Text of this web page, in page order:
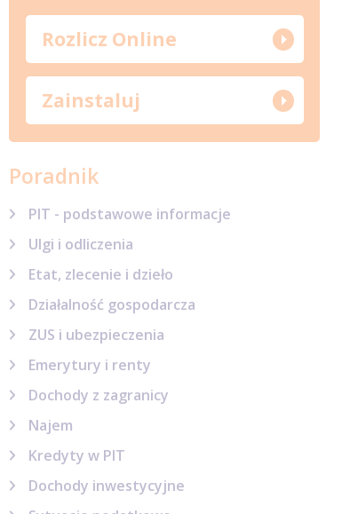
Rozlicz Online
Zainstaluj
Poradnik
PIT - podstawowe informacje
Ulgi i odliczenia
Etat, zlecenie i dzieło
Działalność gospodarcza
ZUS i ubezpieczenia
Emerytury i renty
Dochody z zagranicy
Najem
Kredyty w PIT
Dochody inwestycyjne